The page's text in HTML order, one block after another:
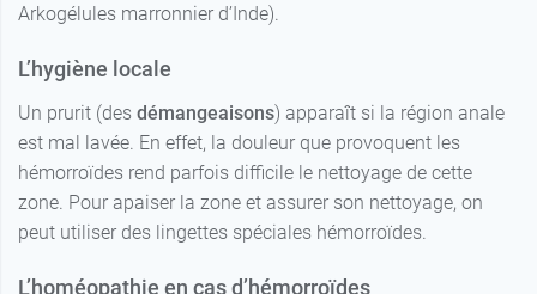
Arkogélules marronnier d’Inde).
L’hygiène locale
Un prurit (des démangeaisons) apparaît si la région anale
est mal lavée. En effet, la douleur que provoquent les
hémorroïdes rend parfois difficile le nettoyage de cette
zone. Pour apaiser la zone et assurer son nettoyage, on
peut utiliser des lingettes spéciales hémorroïdes.
L’homéopathie en cas d’hémorroïdes